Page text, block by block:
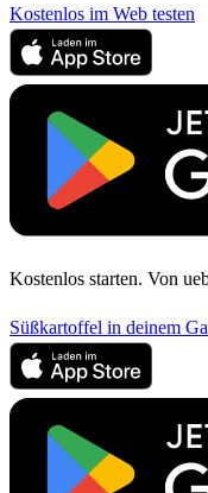
Kostenlos im Web testen
Kostenlos starten. Von
Süßkartoffel in deinem